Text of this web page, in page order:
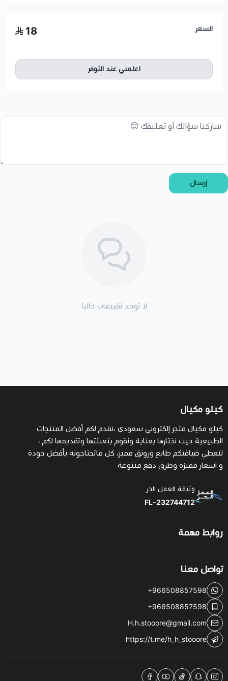
السعر 18
اعلمني عند التوفر
إرسال
لا توجد تقييمات حاليا
كيلو مكيال
كيلو مكيال متجر إلكتروني سعودي ،نقدم لكم أفضل المنتجات
الطبيعية حيث نختارها بعناية ونقوم بتعبئتها وتقديمها لكم ،
لتعطي ضيافتكم طابع ورونق مميز، كل ماتحتاجونه بأفضل جودة
و اسعار مميزة وطرق دفع متنوعة
وثيقة العمل الحر
FL-232744712
روابط مهمة
تواصل معنا
+966508857598
+966508857598
H.h.stooore@gmail.com
https://t.me/h_h_stooore